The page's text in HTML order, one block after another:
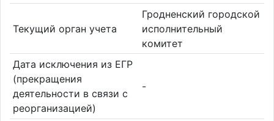
Текущий орган учета
Гродненский городской
исполнительный
комитет
Дата исключения из ЕГР
(прекращения
деятельности в связи с
реорганизацией)
-